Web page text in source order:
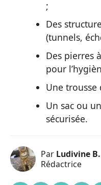
;
Des
(tunnels,
Des pierres
pour
Une trousse
Un sac ou
sécurisée.
Par Ludivine B.
Rédactrice